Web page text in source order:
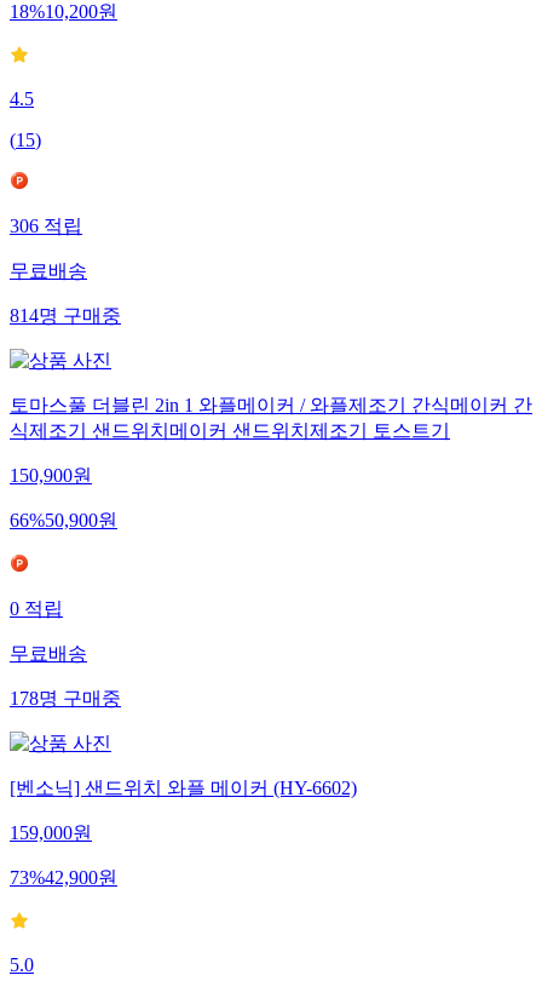
18%10,200원
4.5
(15)
306적립
무료배송
814명구매중
토마스풀 더블린 2in 1 와플메이커 / 와플제조기 간식메이커 간
식제조기 샌드위치메이커 샌드위치제조기 토스트기
150,900원
66%50,900원
0적립
무료배송
178명구매중
[벤소닉] 샌드위치 와플 메이커 (HY-6602)
159,000원
73%42,900원
5.0